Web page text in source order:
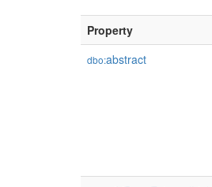
Property
dbo:abstract